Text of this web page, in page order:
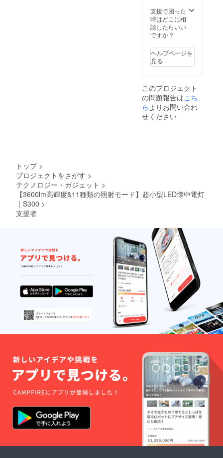
支援で困った
時はどこに相
談したらいい
ですか？
ヘルプページを
見る
このプロジェクト
の問題報告はこち
らよりお問い合わ
せください
トップ >
プロジェクトをさがす >
テクノロジー・ガジェット >
【3600lm高輝度&11種類の照射モード】超小型LED懐中電灯
｜S300 >
支援者